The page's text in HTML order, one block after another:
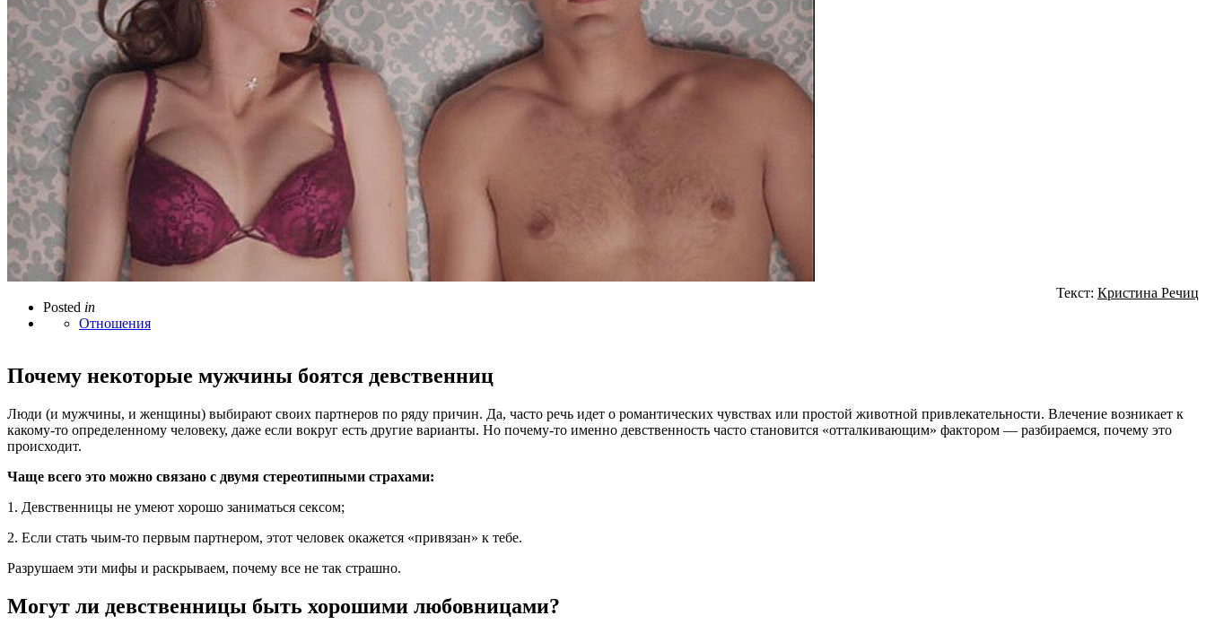
Posted in
Отношения
Текст: Кристина Речиц
Почему некоторые мужчины боятся девственниц
Люди (и мужчины, и женщины) выбирают своих партнеров по ряду причин. Да, часто речь идет о романтических чувствах или простой животной привлекательности. Влечение возникает к
какому-то определенному человеку, даже если вокруг есть другие варианты. Но почему-то именно девственность часто становится «отталкивающим» фактором — разбираемся, почему это
происходит.
Чаще всего это можно связано с двумя стереотипными страхами:
1. Девственницы не умеют хорошо заниматься сексом;
2. Если стать чьим-то первым партнером, этот человек окажется «привязан» к тебе.
Разрушаем эти мифы и раскрываем, почему все не так страшно.
Могут ли девственницы быть хорошими любовницами?